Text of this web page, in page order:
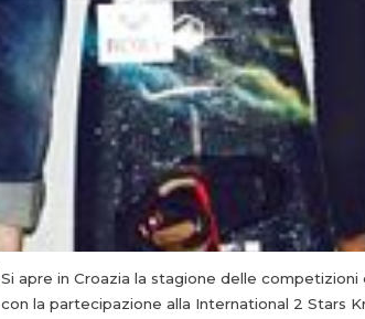
Si apre in Croazia la stagione delle
con la partecipazione alla International 2 Stars